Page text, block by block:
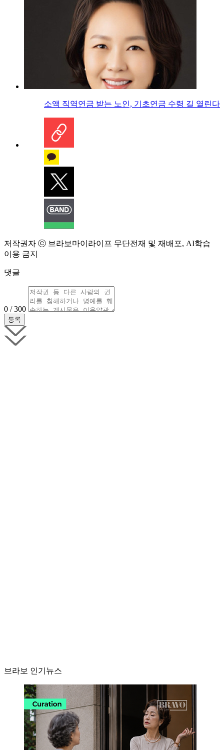
소액 직역연금 받는 노인, 기초연금 수령 길 열린다
저작권자 ⓒ 브라보마이라이프 무단전재 및 재배포, AI학습
이용 금지
댓글
0 / 300
브라보 인기뉴스